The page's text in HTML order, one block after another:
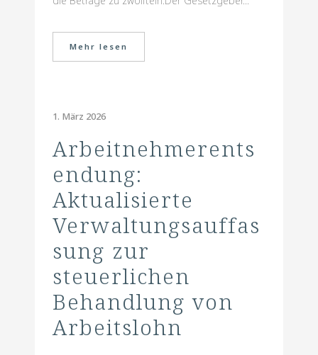
Mehr lesen
1. März 2026
Arbeitnehmerents
endung:
Aktualisierte
Verwaltungsauffas
sung zur
steuerlichen
Behandlung von
Arbeitslohn